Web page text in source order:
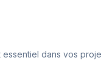
dans vos